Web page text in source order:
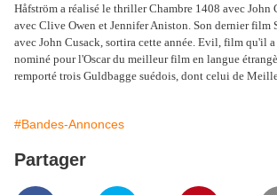
Håfström a réalisé le thriller Chambre 1408 avec John
avec Clive Owen et Jennifer Aniston. Son dernier film
avec John Cusack, sortira cette année. Evil, film qu'il a
nominé pour l'Oscar du meilleur film en langue
remporté trois Guldbagge suédois, dont celui de
#Bandes-Annonces
Partager